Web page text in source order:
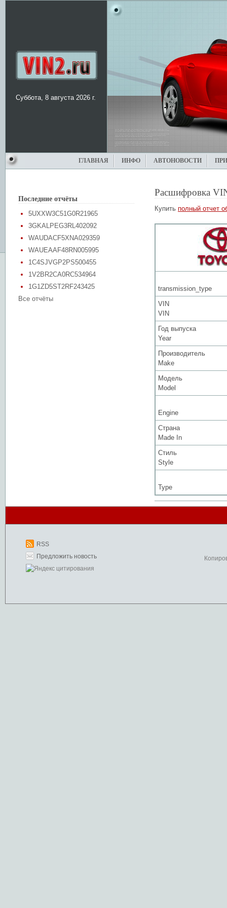
Суббота, 8 августа 2026 г.
ГЛАВНАЯ ИНФО АВТОНОВОСТИ
Последние отчёты
5UXXW3C51G0R21965
3GKALPEG3RL402092
WAUDACF5XNA029359
WAUEAAF48RN005995
1C4SJVGP2PS500455
1V2BR2CA0RC534964
1G1ZD5ST2RF243425
Все отчёты
Расшифровка
Купить полный отчет
transmission_type
VIN
VIN
Год выпуска
Year
Производитель
Make
Модель
Model
Engine
Страна
Made In
Стиль
Style
Type
RSS
Предложить новость